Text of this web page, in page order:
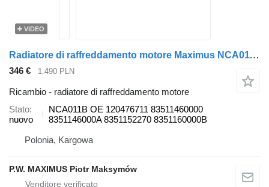
VIDEO
Radiatore di raffreddamento motore Maximus NCA011B per autobus MAN
346 € 1.490 PLN
Ricambio - radiatore di raffreddamento motore
Stato
nuovo
NCA011B OE 120476711 83511460000
8351146000A 8351152270 8351160000B
Polonia, Kargowa
P.W. MAXIMUS Piotr Maksymów